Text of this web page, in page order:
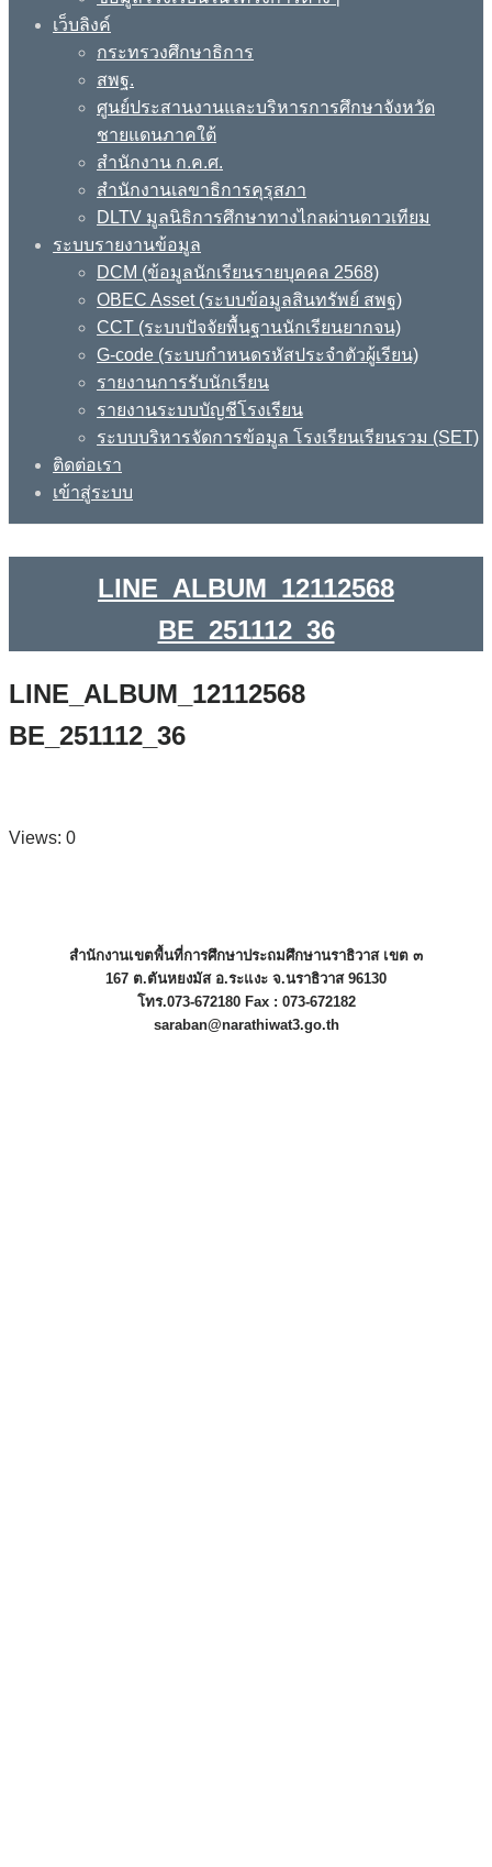
เว็บลิงค์
กระทรวงศึกษาธิการ
สพฐ.
ศูนย์ประสานงานและบริหารการศึกษาจังหวัด
ชายแดนภาคใต้
สำนักงาน ก.ค.ศ.
สำนักงานเลขาธิการคุรุสภา
DLTV มูลนิธิการศึกษาทางไกลผ่านดาวเทียม
ระบบรายงานข้อมูล
DCM (ข้อมูลนักเรียนรายบุคคล 2568)
OBEC Asset (ระบบข้อมูลสินทรัพย์ สพฐ)
CCT (ระบบปัจจัยพื้นฐานนักเรียนยากจน)
G-code (ระบบกำหนดรหัสประจำตัวผู้เรียน)
รายงานการรับนักเรียน
รายงานระบบบัญชีโรงเรียน
ระบบบริหารจัดการข้อมูล โรงเรียนเรียนรวม (SET)
ติดต่อเรา
เข้าสู่ระบบ
LINE_ALBUM_12112568
BE_251112_36
LINE_ALBUM_12112568
BE_251112_36
Views: 0
สำนักงานเขตพื้นที่การศึกษาประถมศึกษานราธิวาส เขต ๓
167 ต.ตันหยงมัส อ.ระแงะ จ.นราธิวาส 96130
โทร.073-672180 Fax : 073-672182
saraban@narathiwat3.go.th